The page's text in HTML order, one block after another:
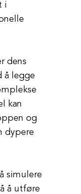
i
dens
å legge
kan
og
dypere
simulere
å utføre